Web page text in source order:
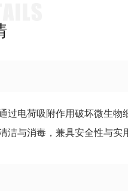
过电荷吸附作用破坏微生物
与消毒，兼具安全性与实